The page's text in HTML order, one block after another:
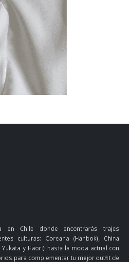
en Chile donde encontrarás trajes
culturas: Coreana (Hanbok), China
Yukata y Haori) hasta la moda actual con
para complementar tu mejor outfit de